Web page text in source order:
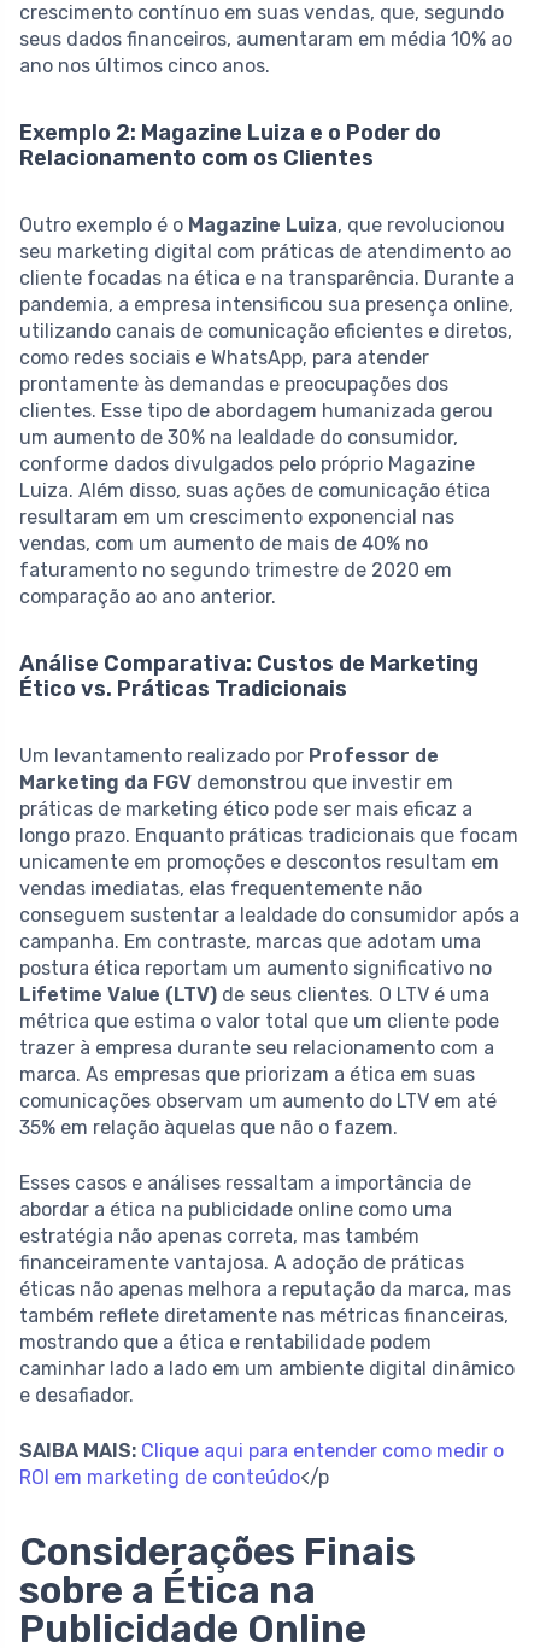
crescimento contínuo em suas vendas, que, segundo
seus dados financeiros, aumentaram em média 10% ao
ano nos últimos cinco anos.
Exemplo 2: Magazine Luiza e o Poder do
Relacionamento com os Clientes
Outro exemplo é o Magazine Luiza, que revolucionou
seu marketing digital com práticas de atendimento ao
cliente focadas na ética e na transparência. Durante a
pandemia, a empresa intensificou sua presença online,
utilizando canais de comunicação eficientes e diretos,
como redes sociais e WhatsApp, para atender
prontamente às demandas e preocupações dos
clientes. Esse tipo de abordagem humanizada gerou
um aumento de 30% na lealdade do consumidor,
conforme dados divulgados pelo próprio Magazine
Luiza. Além disso, suas ações de comunicação ética
resultaram em um crescimento exponencial nas
vendas, com um aumento de mais de 40% no
faturamento no segundo trimestre de 2020 em
comparação ao ano anterior.
Análise Comparativa: Custos de Marketing
Ético vs. Práticas Tradicionais
Um levantamento realizado por Professor de
Marketing da FGV demonstrou que investir em
práticas de marketing ético pode ser mais eficaz a
longo prazo. Enquanto práticas tradicionais que focam
unicamente em promoções e descontos resultam em
vendas imediatas, elas frequentemente não
conseguem sustentar a lealdade do consumidor após a
campanha. Em contraste, marcas que adotam uma
postura ética reportam um aumento significativo no
Lifetime Value (LTV) de seus clientes. O LTV é uma
métrica que estima o valor total que um cliente pode
trazer à empresa durante seu relacionamento com a
marca. As empresas que priorizam a ética em suas
comunicações observam um aumento do LTV em até
35% em relação àquelas que não o fazem.
Esses casos e análises ressaltam a importância de
abordar a ética na publicidade online como uma
estratégia não apenas correta, mas também
financeiramente vantajosa. A adoção de práticas
éticas não apenas melhora a reputação da marca, mas
também reflete diretamente nas métricas financeiras,
mostrando que a ética e rentabilidade podem
caminhar lado a lado em um ambiente digital dinâmico
e desafiador.
SAIBA MAIS: Clique aqui para entender como medir o
ROI em marketing de conteúdo</p
Considerações Finais
sobre a Ética na
Publicidade Online